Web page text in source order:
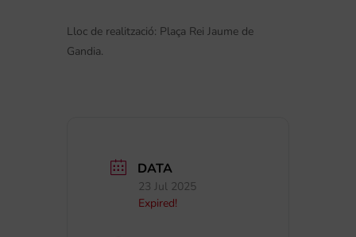
Lloc de realització: Plaça Rei Jaume de
Gandia.
DATA
23 Jul 2025
Expired!